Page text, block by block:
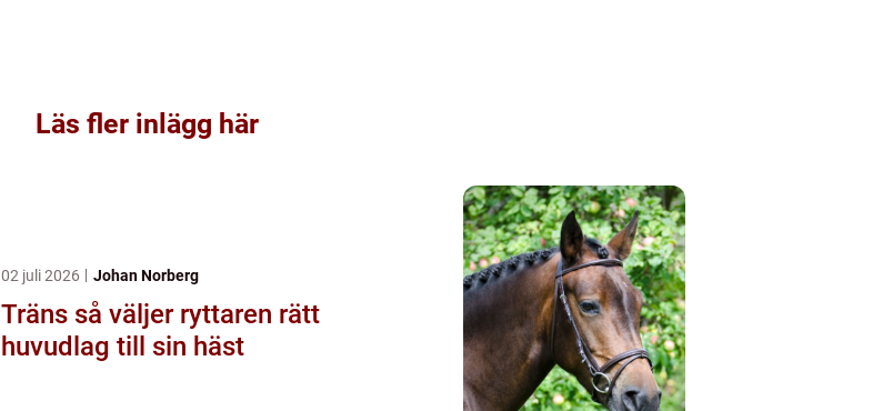
Läs fler inlägg här
02 juli 2026 Johan Norberg
Träns så väljer ryttaren rätt
huvudlag till sin häst